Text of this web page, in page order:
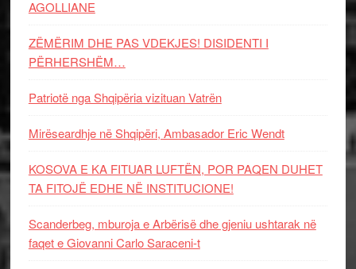
AGOLLIANE
ZËMËRIM DHE PAS VDEKJES! DISIDENTI I
PËRHERSHËM…
Patriotë nga Shqipëria vizituan Vatrën
Mirëseardhje në Shqipëri, Ambasador Eric Wendt
KOSOVA E KA FITUAR LUFTËN, POR PAQEN DUHET
TA FITOJË EDHE NË INSTITUCIONE!
Scanderbeg, mburoja e Arbërisë dhe gjeniu ushtarak në
faqet e Giovanni Carlo Saraceni-t